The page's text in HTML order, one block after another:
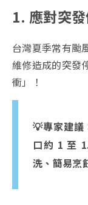
1. 應對突
台灣夏季常有颱
維修造成的突發
衝」！
💡專家建議
口約 1 至
洗、簡易烹